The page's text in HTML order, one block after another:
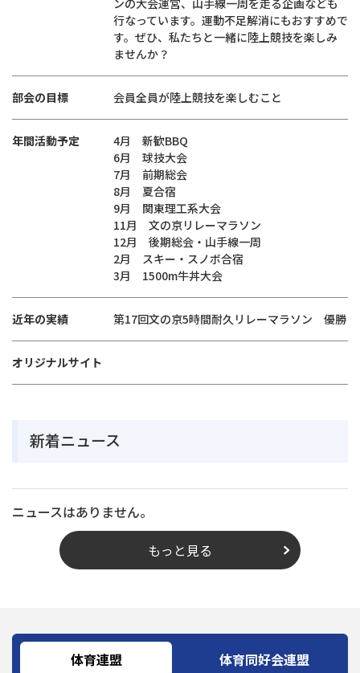
ンの大会運営、山手線一周を走る企画なども
行なっています。運動不足解消にもおすすめで
す。ぜひ、私たちと一緒に陸上競技を楽しみ
ませんか？
部会の目標 会員全員が陸上競技を楽しむこと
年間活動予定
4月 新歓BBQ
6月 球技大会
7月 前期総会
8月 夏合宿
9月 関東理工系大会
11月 文の京リレーマラソン
12月 後期総会・山手線一周
2月 スキー・スノボ合宿
3月 1500m牛丼大会
近年の実績 第17回文の京5時間耐久リレーマラソン 優勝
オリジナルサイト
新着ニュース
ニュースはありません。
もっと見る
体育連盟 体育同好会連盟